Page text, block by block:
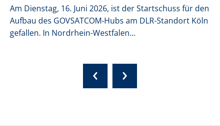
Am Dienstag, 16. Juni 2026, ist der Startschuss für den
Aufbau des GOVSATCOM-Hubs am DLR-Standort Köln
gefallen. In Nordrhein-Westfalen...